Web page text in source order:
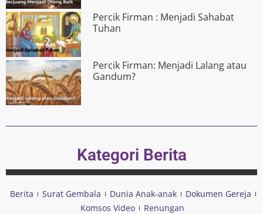
Percik Firman : Menjadi Sahabat
Tuhan
Percik Firman: Menjadi Lalang atau
Gandum?
Kategori Berita
Berita Surat Gembala Dunia Anak-anak
Dokumen Gereja
Komsos Video
Renungan